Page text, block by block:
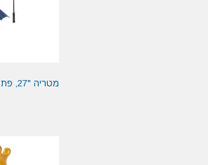
מטריה "27, פתיחה אוטומטית